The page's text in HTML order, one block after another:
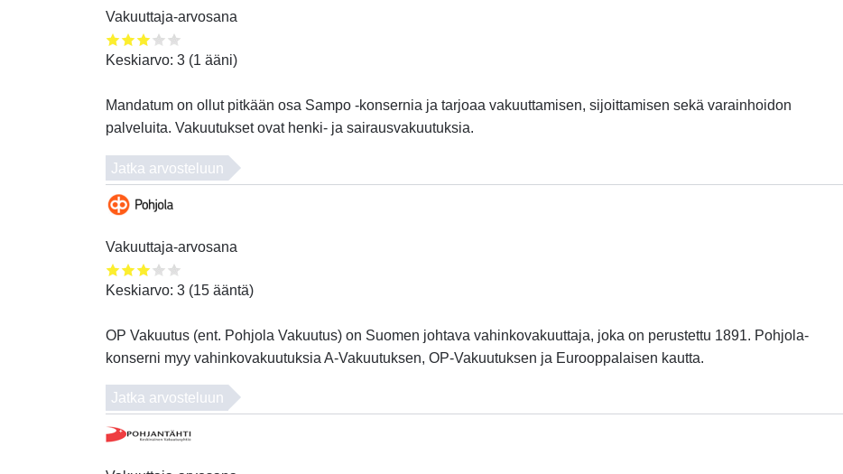
Vakuuttaja-arvosana
Keskiarvo: 3 (1 ääni)
Mandatum on ollut pitkään osa Sampo -konsernia ja tarjoaa vakuuttamisen, sijoittamisen sekä varainhoidon
palveluita. Vakuutukset ovat henki- ja sairausvakuutuksia.
Jatka arvosteluun
Vakuuttaja-arvosana
Keskiarvo: 3 (15 ääntä)
OP Vakuutus (ent. Pohjola Vakuutus) on Suomen johtava vahinkovakuuttaja, joka on perustettu 1891. Pohjola-
konserni myy vahinkovakuutuksia A-Vakuutuksen, OP-Vakuutuksen ja Eurooppalaisen kautta.
Jatka arvosteluun